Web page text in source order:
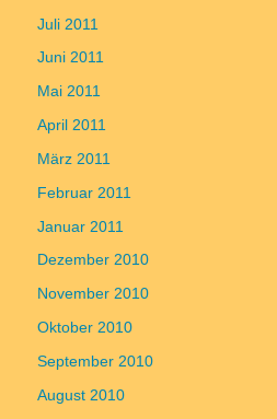
Juli 2011
Juni 2011
Mai 2011
April 2011
März 2011
Februar 2011
Januar 2011
Dezember 2010
November 2010
Oktober 2010
September 2010
August 2010